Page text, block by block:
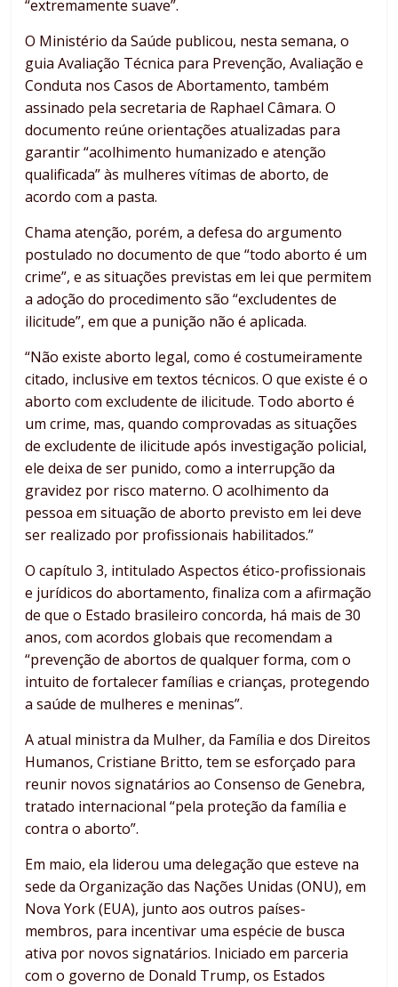
“extremamente suave”.
O Ministério da Saúde publicou, nesta semana, o
guia Avaliação Técnica para Prevenção, Avaliação e
Conduta nos Casos de Abortamento, também
assinado pela secretaria de Raphael Câmara. O
documento reúne orientações atualizadas para
garantir “acolhimento humanizado e atenção
qualificada” às mulheres vítimas de aborto, de
acordo com a pasta.
Chama atenção, porém, a defesa do argumento
postulado no documento de que “todo aborto é um
crime”, e as situações previstas em lei que permitem
a adoção do procedimento são “excludentes de
ilicitude”, em que a punição não é aplicada.
“Não existe aborto legal, como é costumeiramente
citado, inclusive em textos técnicos. O que existe é o
aborto com excludente de ilicitude. Todo aborto é
um crime, mas, quando comprovadas as situações
de excludente de ilicitude após investigação policial,
ele deixa de ser punido, como a interrupção da
gravidez por risco materno. O acolhimento da
pessoa em situação de aborto previsto em lei deve
ser realizado por profissionais habilitados.”
O capítulo 3, intitulado Aspectos ético-profissionais
e jurídicos do abortamento, finaliza com a afirmação
de que o Estado brasileiro concorda, há mais de 30
anos, com acordos globais que recomendam a
“prevenção de abortos de qualquer forma, com o
intuito de fortalecer famílias e crianças, protegendo
a saúde de mulheres e meninas”.
A atual ministra da Mulher, da Família e dos Direitos
Humanos, Cristiane Britto, tem se esforçado para
reunir novos signatários ao Consenso de Genebra,
tratado internacional “pela proteção da família e
contra o aborto”.
Em maio, ela liderou uma delegação que esteve na
sede da Organização das Nações Unidas (ONU), em
Nova York (EUA), junto aos outros países-
membros, para incentivar uma espécie de busca
ativa por novos signatários. Iniciado em parceria
com o governo de Donald Trump, os Estados